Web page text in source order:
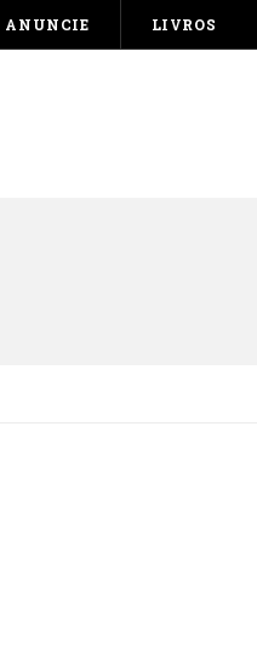
ANUNCIE LIVROS